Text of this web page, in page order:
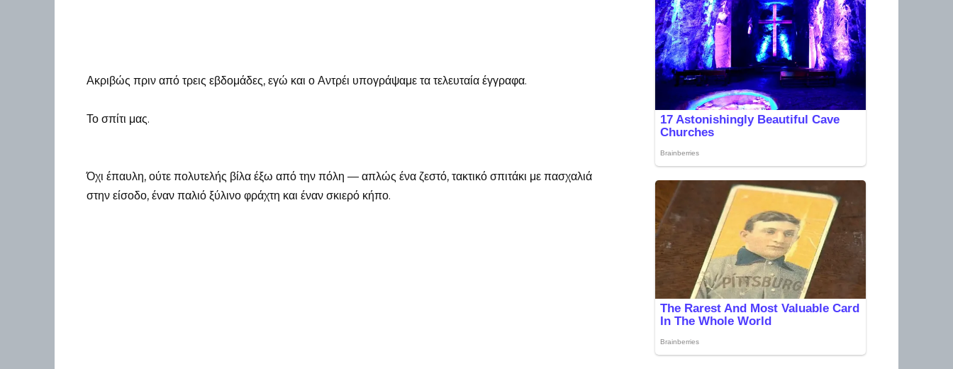
Ακριβώς πριν από τρεις εβδομάδες, εγώ και ο Αντρέι υπογράψαμε τα τελευταία έγγραφα.
Το σπίτι μας.
Όχι έπαυλη, ούτε πολυτελής βίλα έξω από την πόλη — απλώς ένα ζεστό, τακτικό σπιτάκι με πασχαλιά
στην είσοδο, έναν παλιό ξύλινο φράχτη και έναν σκιερό κήπο.